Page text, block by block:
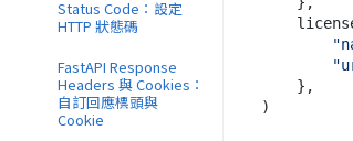
Status Code：設定
HTTP 狀態碼
FastAPI Response
Headers 與 Cookies：
自訂回應標頭與
Cookie